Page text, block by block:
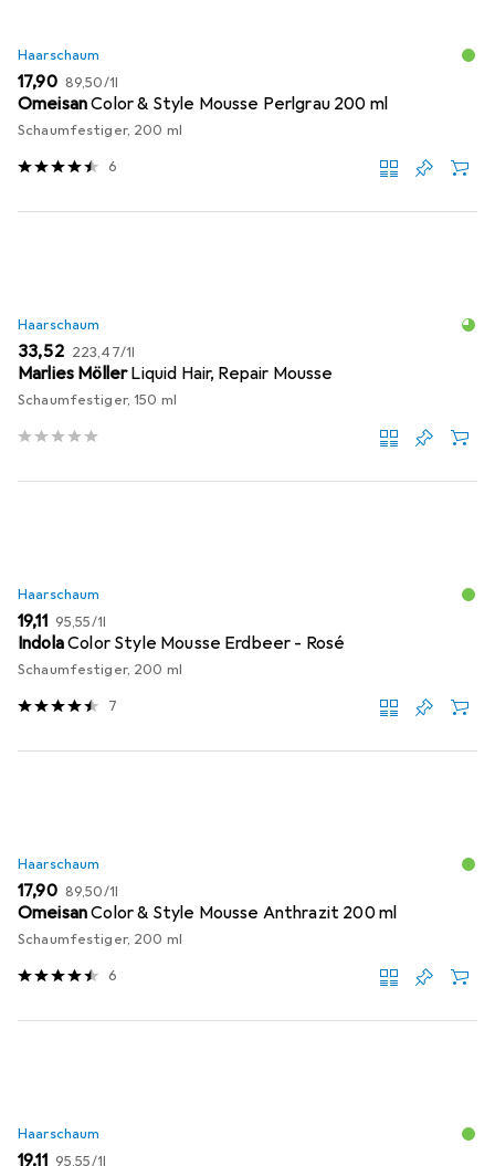
Haarschaum
EUR
17,90 EUR
89,50/1l
OmeisanColor & Style Mousse Perlgrau 200 ml
Schaumfestiger, 200 ml
6
Haarschaum
EUR
33,52 EUR
223,47/1l
Marlies MöllerLiquid Hair, Repair Mousse
Schaumfestiger, 150 ml
Haarschaum
EUR
19,11 EUR
95,55/1l
IndolaColor Style Mousse Erdbeer - Rosé
Schaumfestiger, 200 ml
7
Haarschaum
EUR
17,90 EUR
89,50/1l
OmeisanColor & Style Mousse Anthrazit 200 ml
Schaumfestiger, 200 ml
6
Haarschaum
EUR
19,11 EUR
95,55/1l